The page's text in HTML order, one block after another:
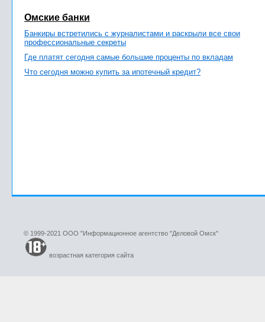
Омские банки
Банкиры встретились с журналистами и раскрыли все свои
профессиональные секреты
Где платят сегодня самые большие проценты по вкладам
Что сегодня можно купить за ипотечный кредит?
© 1999-2021 ООО "Информационное агентство "Деловой Омск"
возрастная категория сайта